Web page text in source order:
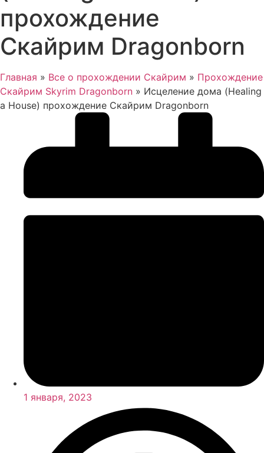
прохождение
Скайрим Dragonborn
Главная » Все о прохождении Скайрим » Прохождение
Скайрим Skyrim Dragonborn » Исцеление дома (Healing
a House) прохождение Скайрим Dragonborn
1 января, 2023